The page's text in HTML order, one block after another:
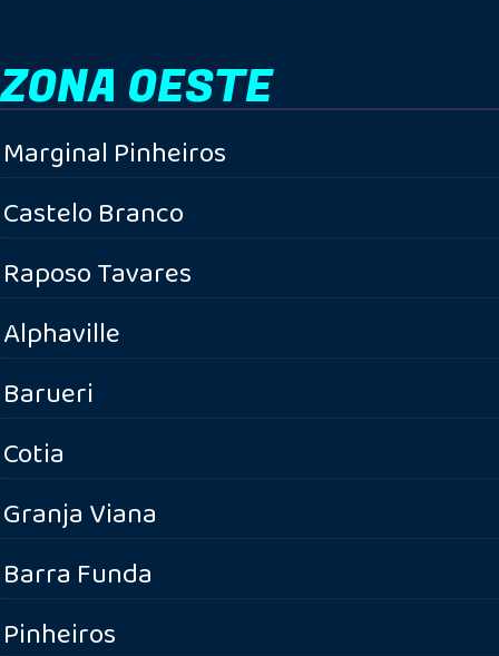
ZONA OESTE
Marginal Pinheiros
Castelo Branco
Raposo Tavares
Alphaville
Barueri
Cotia
Granja Viana
Barra Funda
Pinheiros